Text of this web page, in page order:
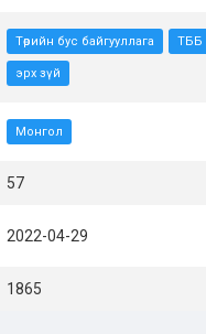
Төрийн бус байгууллага ТББ
эрх зүй
Монгол
57
2022-04-29
1865